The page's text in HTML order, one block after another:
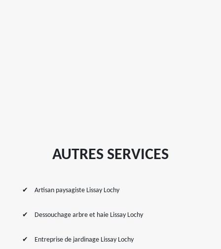
AUTRES SERVICES
Artisan paysagiste Lissay Lochy
Dessouchage arbre et haie Lissay Lochy
Entreprise de jardinage Lissay Lochy